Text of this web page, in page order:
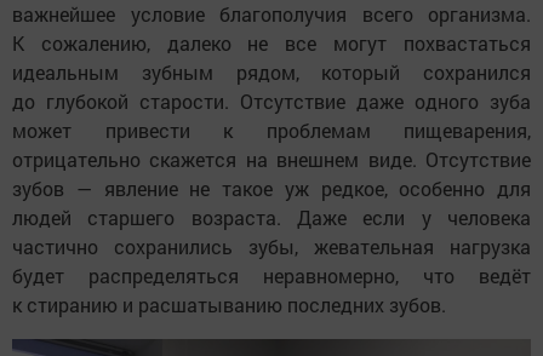
важнейшее условие благополучия всего организма.
К сожалению, далеко не все могут похвастаться
идеальным зубным рядом, который сохранился
до глубокой старости. Отсутствие даже одного зуба
может привести к проблемам пищеварения,
отрицательно скажется на внешнем виде. Отсутствие
зубов — явление не такое уж редкое, особенно для
людей старшего возраста. Даже если у человека
частично сохранились зубы, жевательная нагрузка
будет распределяться неравномерно, что ведёт
к стиранию и расшатыванию последних зубов.